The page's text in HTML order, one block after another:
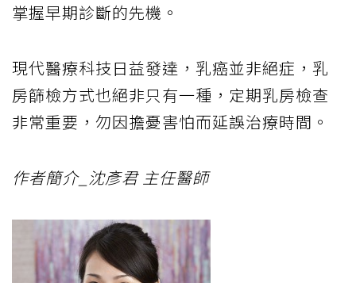
掌握早期診斷的先機。
現代醫療科技日益發達，乳癌並非絕症，乳
房篩檢方式也絕非只有一種，定期乳房檢查
非常重要，勿因擔憂害怕而延誤治療時間。
作者簡介_沈彥君 主任醫師